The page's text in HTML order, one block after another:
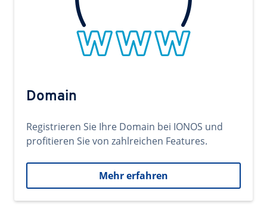
Domain
Registrieren Sie Ihre Domain bei IONOS und
profitieren Sie von zahlreichen Features.
Mehr erfahren